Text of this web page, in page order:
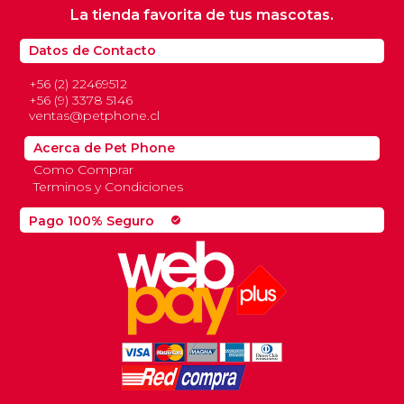
Pago 100% Seguro check_circle
Datos de Contacto
+56 (2) 22469512
+56 (9) 3378 5146
ventas@petphone.cl
La tienda favorita de tus mascotas.
Acerca de Pet Phone
Como Comprar
Terminos y Condiciones